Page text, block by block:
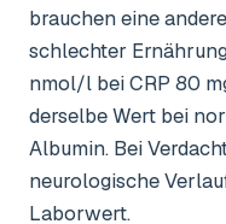
brauchen eine
schlechter
nmol/l bei CRP 80
derselbe Wert bei
Albumin. Bei
neurologische
Laborwert.